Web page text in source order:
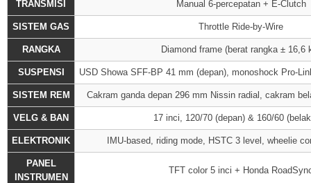
TRANSMISI Manual 6-percepatan + E-Clutch
SISTEM GAS Throttle Ride-by-Wire
RANGKA Diamond frame (berat rangka ± 16,6
SUSPENSI USD Showa SFF-BP 41 mm (depan), monoshock Pro-
SISTEM REM Cakram ganda depan 296 mm Nissin radial, cakram
VELG & BAN 17 inci, 120/70 (depan) & 160/60
ELEKTRONIK IMU-based, riding mode, HSTC 3 level, wheelie
PANEL
INSTRUMEN
TFT color 5 inci + Honda